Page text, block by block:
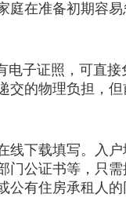
庭在准备初期容
子证照，可直接
交的物理负担，
下载填写。入户
公证书等，只
有住房承租人